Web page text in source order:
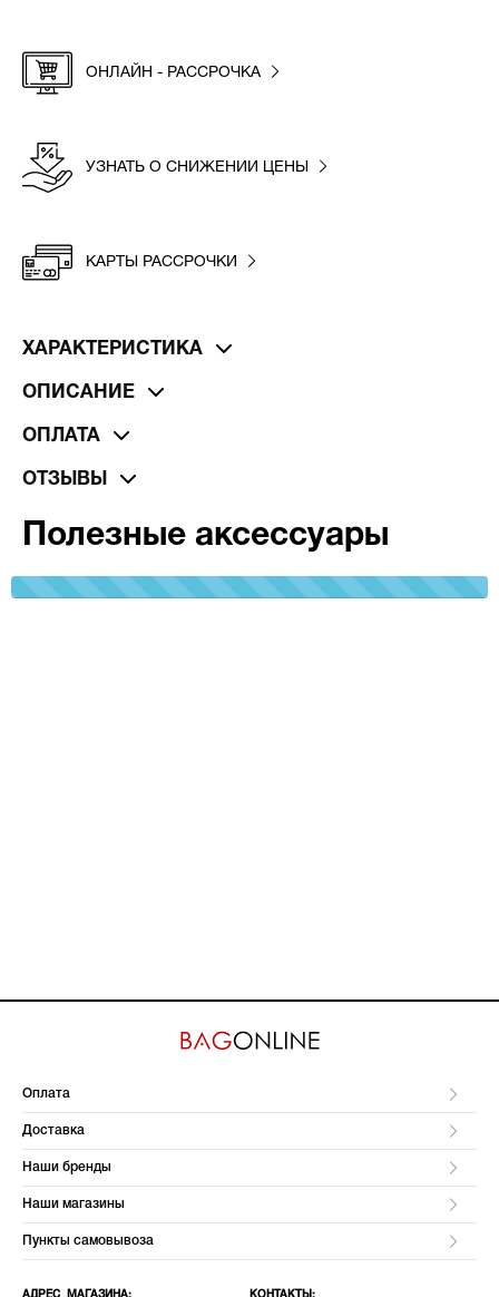
ОНЛАЙН - РАССРОЧКА
УЗНАТЬ О СНИЖЕНИИ ЦЕНЫ
КАРТЫ РАССРОЧКИ
ХАРАКТЕРИСТИКА
ОПИСАНИЕ
ОПЛАТА
ОТЗЫВЫ
Полезные аксессуары
100%
Оплата
Доставка
Наши бренды
Наши магазины
Пункты самовывоза